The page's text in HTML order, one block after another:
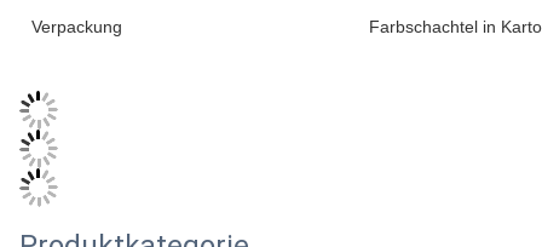
Verpackung Farbschachtel in
Produktkategorie